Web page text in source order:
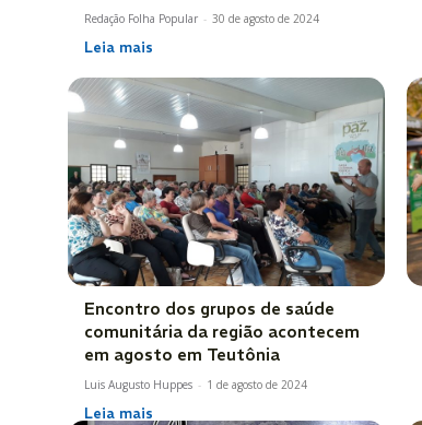
Redação Folha Popular - 30 de agosto de 2024
Leia mais
Encontro dos grupos de saúde
comunitária da região acontecem
em agosto em Teutônia
Luis Augusto Huppes - 1 de agosto de 2024
Leia mais